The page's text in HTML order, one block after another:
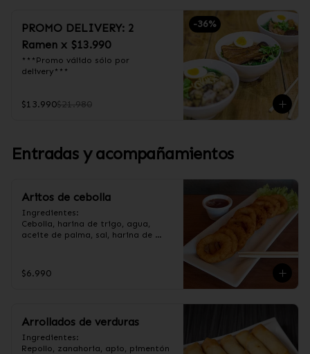
-36%
PROMO DELIVERY: 2
Ramen x $13.990
***Promo válido sólo por
delivery***
$13.990$21.980
Entradas y acompañamientos
Aritos de cebolla
Ingredientes:
Cebolla, harina de trigo, agua,
aceite de palma, sal, harina de
$6.990
Arrollados de verduras
Ingredientes:
Repollo, zanahoria, apio, pimentón